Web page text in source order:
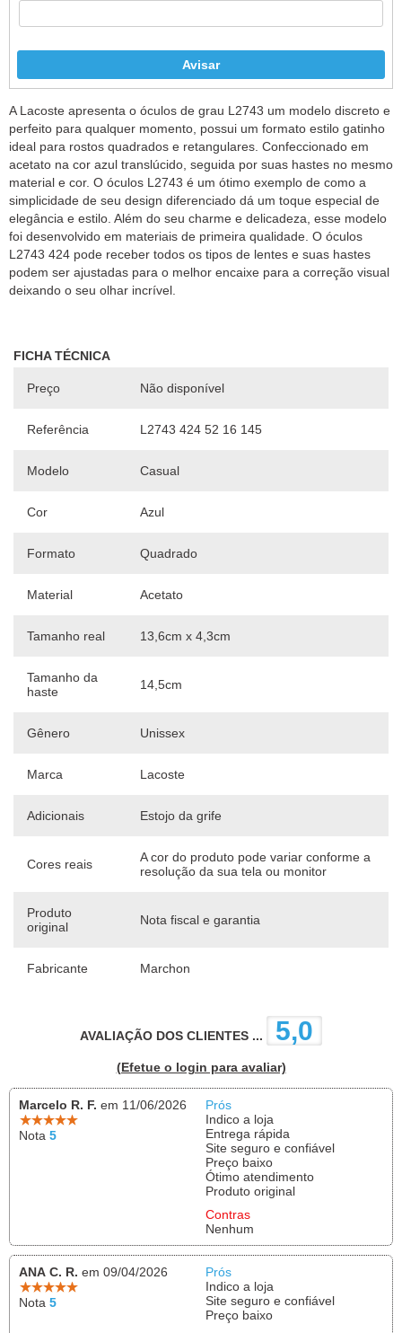
A Lacoste apresenta o óculos de grau L2743 um modelo discreto e
perfeito para qualquer momento, possui um formato estilo gatinho
ideal para rostos quadrados e retangulares. Confeccionado em
acetato na cor azul translúcido, seguida por suas hastes no mesmo
material e cor. O óculos L2743 é um ótimo exemplo de como a
simplicidade de seu design diferenciado dá um toque especial de
elegância e estilo. Além do seu charme e delicadeza, esse modelo
foi desenvolvido em materiais de primeira qualidade. O óculos
L2743 424 pode receber todos os tipos de lentes e suas hastes
podem ser ajustadas para o melhor encaixe para a correção visual
FICHA TÉCNICA
Preço Não disponível
Referência L2743 424 52 16 145
Modelo Casual
Cor Azul
Formato Quadrado
Material Acetato
Tamanho real 13,6cm x 4,3cm
Tamanho da
haste
14,5cm
Gênero Unissex
Marca Lacoste
Adicionais Estojo da grife
Cores reais
A cor do produto pode variar conforme a
resolução da sua tela ou monitor
Produto
original
Nota fiscal e garantia
Fabricante Marchon
AVALIAÇÃO DOS CLIENTES ... 5,0
(Efetue o login para avaliar)
Marcelo R. F. em 11/06/2026
Nota 5
Prós
Indico a loja
Entrega rápida
Site seguro e confiável
Preço baixo
Ótimo atendimento
Produto original
Contras
Nenhum
ANA C. R. em 09/04/2026
Nota 5
Prós
Indico a loja
Site seguro e confiável
Preço baixo